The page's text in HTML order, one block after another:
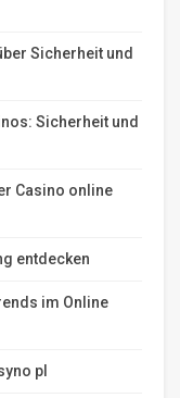
Sicherheit und
Sicherheit und
Casino online
entdecken
im Online
pl